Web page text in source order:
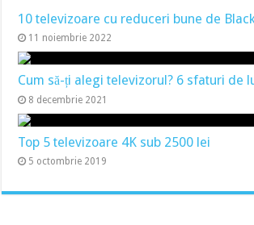
10 televizoare cu reduceri bune de
11 noiembrie 2022
Cum să-ți alegi televizorul? 6 sfaturi de
8 decembrie 2021
Top 5 televizoare 4K sub 2500 lei
5 octombrie 2019